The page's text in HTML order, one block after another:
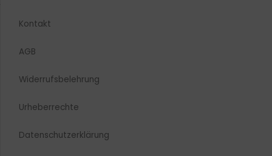
Kontakt
AGB
Widerrufsbelehrung
Urheberrechte​
Datenschutzerklärung